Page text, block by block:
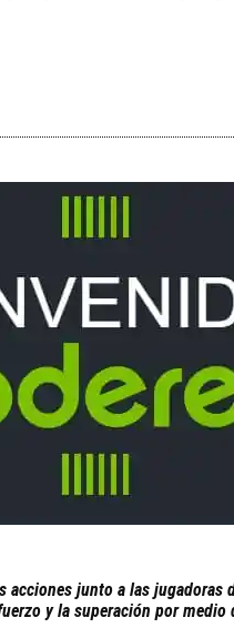
acciones junto a las
y la superación por medio